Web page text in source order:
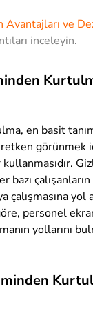
ve
inceleyin.
en basit
görünmek
bazı
çalışmasına yol
, personel
yollarını